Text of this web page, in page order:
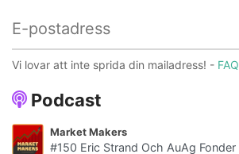
Podcast
Market Makers
#150 Eric Strand Och AuAg Fonder
Vi lovar att inte sprida din mailadress! - FAQ